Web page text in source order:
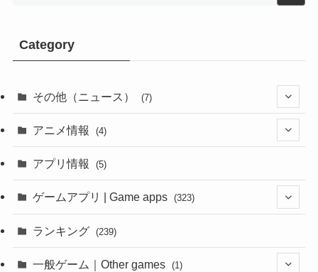
Category
その他（ニュース） (7)
(1)
アニメ情報 (4)
アプリ情報 (5)
ゲームアプリ | Game apps (323)
(1)
(1)
ランキング (239)
一般ゲーム｜Other games (1)